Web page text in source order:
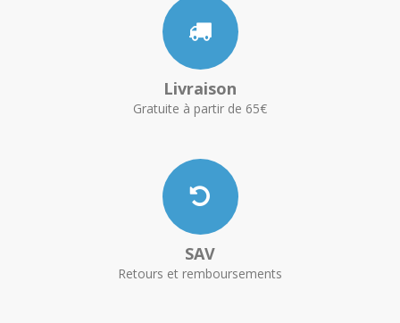
Livraison
Gratuite à partir de 65€
SAV
Retours et remboursements